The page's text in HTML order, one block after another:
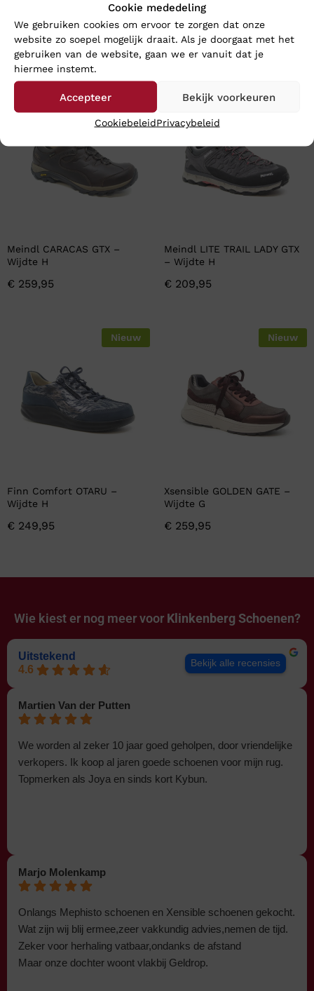
Cookie mededeling
We gebruiken cookies om ervoor te zorgen dat onze
website zo soepel mogelijk draait. Als je doorgaat met het
gebruiken van de website, gaan we er vanuit dat je
hiermee instemt.
Accepteer Bekijk voorkeuren
CookiebeleidPrivacybeleid
En wat vind u van deze?
Nieuw
Meindl CARACAS GTX –
Wijdte H
€ 259,95
Nieuw
Meindl LITE TRAIL LADY GTX
– Wijdte H
€ 209,95
Nieuw
Finn Comfort OTARU –
Wijdte H
€ 249,95
Nieuw
Xsensible GOLDEN GATE –
Wijdte G
€ 259,95
Wie kiest er nog meer voor Klinkenberg Schoenen?
Uitstekend
4.6
Bekijk alle recensies
Martien Van der Putten
We worden al zeker 10 jaar goed geholpen, door vriendelijke
verkopers. Ik koop al jaren goede schoenen voor mijn rug.
Topmerken als Joya en sinds kort Kybun.
Marjo Molenkamp
Onlangs Mephisto schoenen en Xensible schoenen gekocht.
Wat zijn wij blij ermee,zeer vakkundig advies,nemen de tijd.
Zeker voor herhaling vatbaar,ondanks de afstand
Maar onze dochter woont vlakbij Geldrop.